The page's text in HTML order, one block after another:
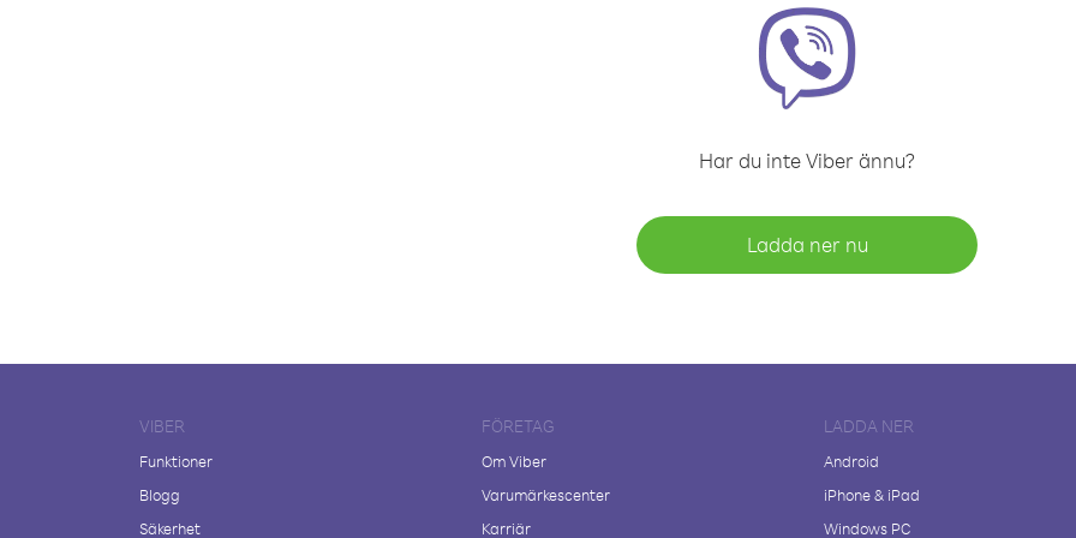
Har du inte Viber ännu?
Ladda ner nu
VIBER
Funktioner
Blogg
Säkerhet
FÖRETAG
Om Viber
Varumärkescenter
Karriär
LADDA NER
Android
iPhone & iPad
Windows PC